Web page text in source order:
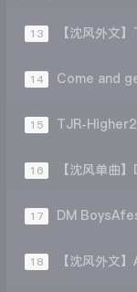
13
14 Come and
15 TJR-
16
17
18